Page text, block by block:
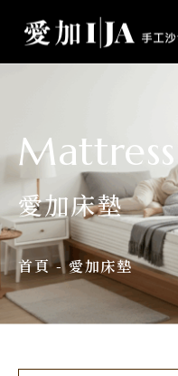
Mattress
愛加床墊
首頁-愛加床墊